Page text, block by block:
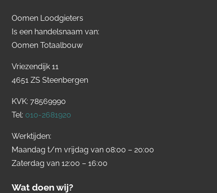
Oomen Loodgieters
Is een handelsnaam van:
Oomen Totaalbouw
Vriezendijk 11
4651 ZS Steenbergen
KVK: 78569990
Tel: 010-2681920
Werktijden:
Maandag t/m vrijdag van 08:00 – 20:00
Zaterdag van 12:00 – 16:00
Wat doen wij?